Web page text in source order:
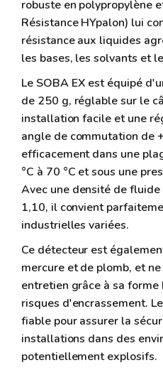
robuste en polypropylène
Résistance HYpalon) lui
résistance aux liquides
les bases, les solvants et
Le SOBA EX est équipé
de 250 g, réglable sur le
installation facile et une
angle de commutation de
efficacement dans une
°C à 70 °C et sous une
Avec une densité de
1,10, il convient
industrielles variées.
Ce détecteur est
mercure et de plomb, et
entretien grâce à sa
risques d'encrassement.
fiable pour assurer la
installations dans des
potentiellement explosifs.